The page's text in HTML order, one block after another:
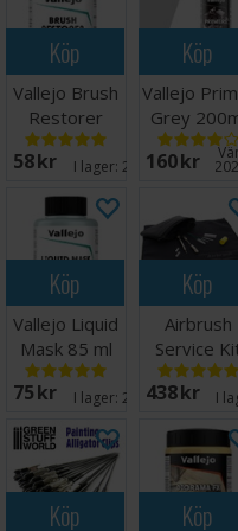
Köp
Vallejo Brush
Restorer
85ml
58 SEK I lager: 20+
Köp
Vallejo
Grey
160 SEK
Köp
Vallejo Liquid
Mask 85 ml
Masking
75 SEK I lager: 20+
Köp
Airbrush
Service
438 SEK I
Köp Köp